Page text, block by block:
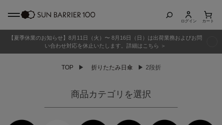
商品カテゴリ
長傘
ログイン カート
【夏季休業のお知らせ】8月11日（火）〜 8月16日（日）は出荷業務およびお問
い合わせ対応を休止いたします。詳細はこちら ＞
TOP ▶ 折りたたみ日傘 ▶ 2段折
商品カテゴリを選択